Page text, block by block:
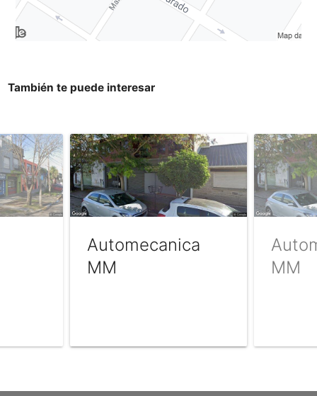
También te puede interesar
Automecanica
MM
MM